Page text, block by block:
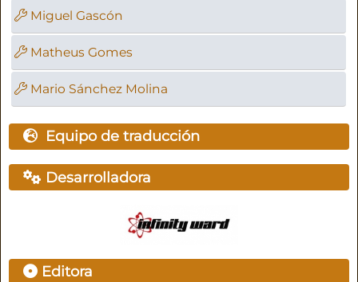
Miguel Gascón
Matheus Gomes
Mario Sánchez Molina
Equipo de traducción
Desarrolladora
Editora